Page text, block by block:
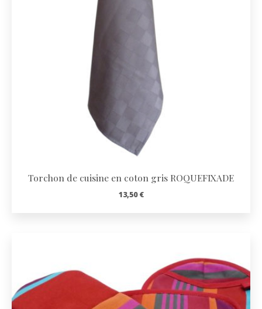
Torchon de cuisine en coton gris ROQUEFIXADE
13,50€